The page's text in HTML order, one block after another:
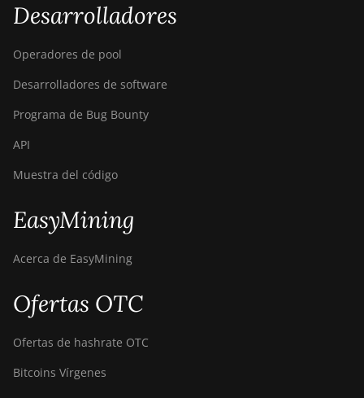
Desarrolladores
Operadores de pool
Desarrolladores de software
Programa de Bug Bounty
API
Muestra del código
EasyMining
Acerca de EasyMining
Ofertas OTC
Ofertas de hashrate OTC
Bitcoins Vírgenes